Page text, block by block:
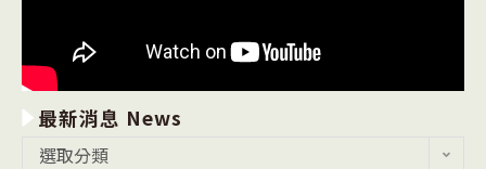
最新消息 News
選取分類